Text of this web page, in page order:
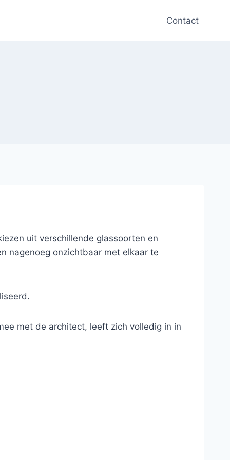
Contact
uit verschillende glassoorten en
nagenoeg onzichtbaar met elkaar te
met de architect, leeft zich volledig in in